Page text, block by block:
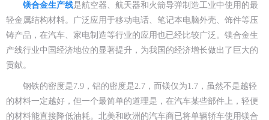
镁合金生产线是航空器、航天器和火箭导弹制造工业中使用的最
轻金属结构材料。广泛应用于移动电话、笔记本电脑外壳、饰件等压
铸产品，在汽车、家电制造等行业的应用也已经比较广泛。镁合金生
产线行业中国经济地位的显著提升，为我国的经济增长做出了巨大的
贡献。
钢铁的密度是7.9，铝的密度是2.7，而镁仅为1.7，虽然不是越轻
的材料一定越好，但一个最简单的道理是，在汽车某些部件上，轻便
的材料能直接降低油耗。北美和欧洲的汽车商已将单辆轿车使用镁合